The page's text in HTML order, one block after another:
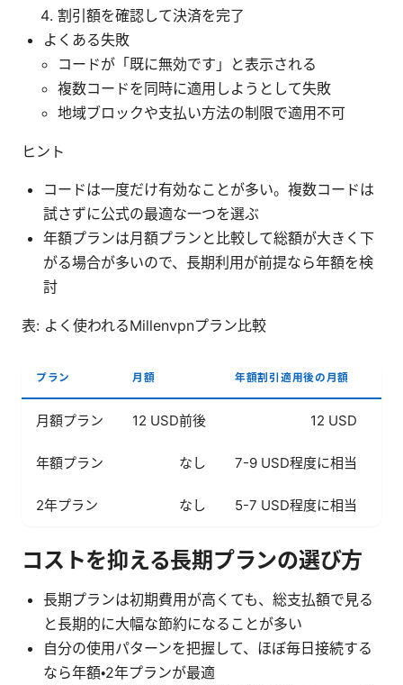
割引額を確認して決済を完了
よくある失敗
コードが「既に無効です」と表示される
複数コードを同時に適用しようとして失敗
地域ブロックや支払い方法の制限で適用不可
ヒント
コードは一度だけ有効なことが多い。複数コードは
試さずに公式の最適な一つを選ぶ
年額プランは月額プランと比較して総額が大きく下
がる場合が多いので、長期利用が前提なら年額を検
討
表: よく使われるMillenvpnプラン比較
プラン 月額 年額割引適用後の月額
月額プラン 12 USD前後 12 USD
年額プラン なし 7-9 USD程度に相当
2年プラン なし 5-7 USD程度に相当
コストを抑える長期プランの選び方
長期プランは初期費用が高くても、総支払額で見る
と長期的に大幅な節約になることが多い
自分の使用パターンを把握して、ほぼ毎日接続する
なら年額・2年プランが最適